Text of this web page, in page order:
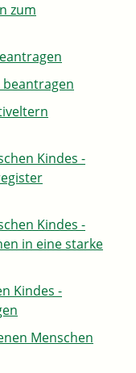
zum
Kindes -
Kindes -
in eine starke
Kindes -
Menschen